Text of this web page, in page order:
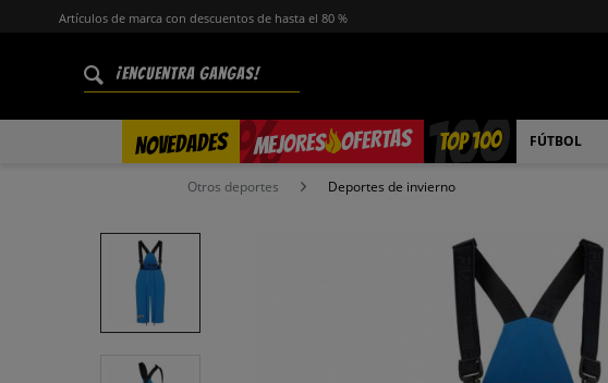
Artículos de marca con descuentos de hasta el 80 %
NOVEDADES MEJORES OFERTAS
% TOP 100 FÚTBOL
Otros deportes Deportes de invierno